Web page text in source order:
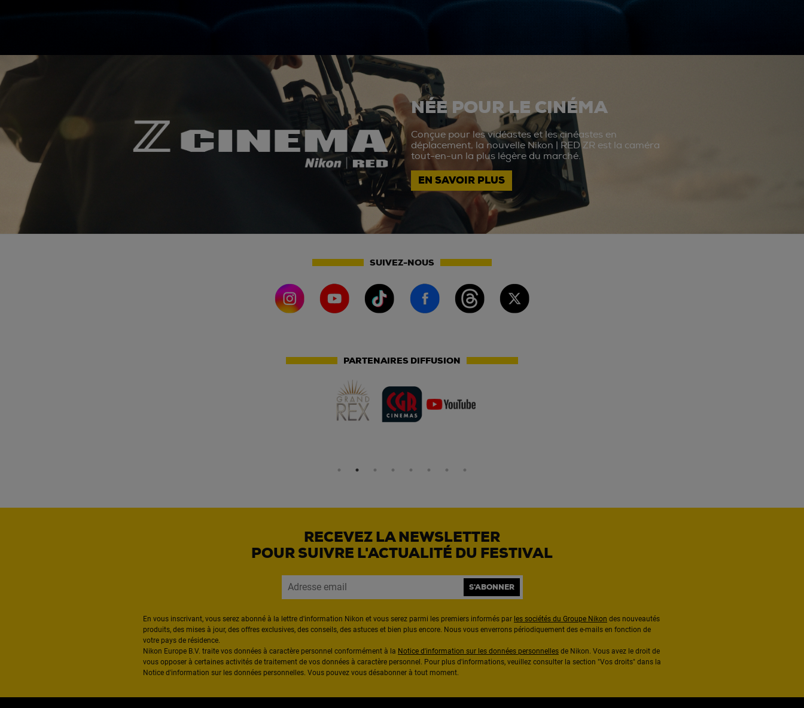
NÉE POUR LE CINÉMA
Conçue pour les vidéastes et les cinéastes en
déplacement, la nouvelle Nikon | RED ZR est la caméra
tout-en-un la plus légère du marché.
EN SAVOIR PLUS
SUIVEZ-NOUS
PARTENAIRES DIFFUSION
RECEVEZ LA NEWSLETTER
POUR SUIVRE L'ACTUALITÉ DU FESTIVAL
S'ABONNER
En vous inscrivant, vous serez abonné à la lettre d'information Nikon et vous serez parmi les premiers informés par les sociétés du Groupe Nikon des nouveautés
produits, des mises à jour, des offres exclusives, des conseils, des astuces et bien plus encore. Nous vous enverrons périodiquement des e-mails en fonction de
votre pays de résidence.
Nikon Europe B.V. traite vos données à caractère personnel conformément à la Notice d'information sur les données personnelles de Nikon. Vous avez le droit de
vous opposer à certaines activités de traitement de vos données à caractère personnel. Pour plus d'informations, veuillez consulter la section "Vos droits" dans la
Notice d'information sur les données personnelles. Vous pouvez vous désabonner à tout moment.